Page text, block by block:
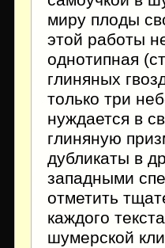
миру плоды
этой работы
однотипная
глиняных
только три
нуждается в
глиняную
дубликаты в
западными
отметить
каждого
шумерской